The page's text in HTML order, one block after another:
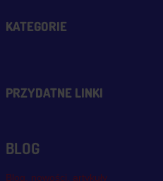
KATEGORIE
PRZYDATNE LINKI
BLOG
Blog, nowości, artykuły